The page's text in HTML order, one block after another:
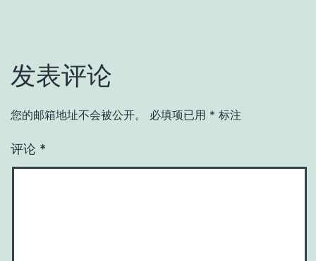
发表评论
您的邮箱地址不会被公开。 必填项已用 * 标注
评论 *